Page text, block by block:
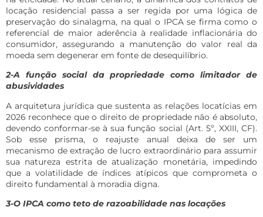
locação residencial passa a ser regida por uma lógica de
preservação do sinalagma, na qual o IPCA se firma como o
referencial de maior aderência à realidade inflacionária do
consumidor, assegurando a manutenção do valor real da
moeda sem degenerar em fonte de desequilíbrio.
2-A função social da propriedade como limitador de
abusividades
A arquitetura jurídica que sustenta as relações locatícias em
2026 reconhece que o direito de propriedade não é absoluto,
devendo conformar-se à sua função social (Art. 5º, XXIII, CF).
Sob esse prisma, o reajuste anual deixa de ser um
mecanismo de extração de lucro extraordinário para assumir
sua natureza estrita de atualização monetária, impedindo
que a volatilidade de índices atípicos que comprometa o
direito fundamental à moradia digna.
3-O IPCA como teto de razoabilidade nas locações